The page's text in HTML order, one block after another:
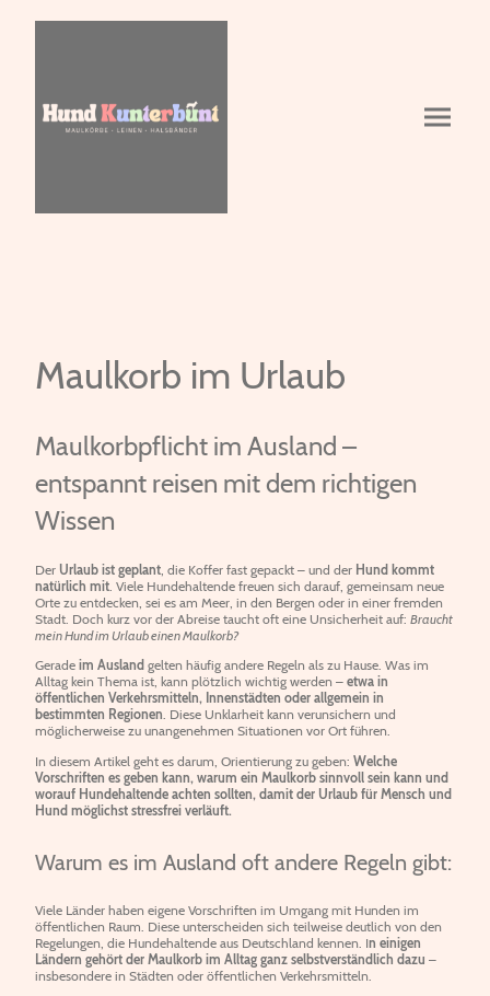
Maulkorb im Urlaub
Maulkorbpflicht im Ausland –
entspannt reisen mit dem richtigen
Wissen
Der Urlaub ist geplant, die Koffer fast gepackt – und der Hund kommt
natürlich mit. Viele Hundehaltende freuen sich darauf, gemeinsam neue
Orte zu entdecken, sei es am Meer, in den Bergen oder in einer fremden
Stadt. Doch kurz vor der Abreise taucht oft eine Unsicherheit auf: Braucht
mein Hund im Urlaub einen Maulkorb?
Gerade im Ausland gelten häufig andere Regeln als zu Hause. Was im
Alltag kein Thema ist, kann plötzlich wichtig werden – etwa in
öffentlichen Verkehrsmitteln, Innenstädten oder allgemein in
bestimmten Regionen. Diese Unklarheit kann verunsichern und
möglicherweise zu unangenehmen Situationen vor Ort führen.
In diesem Artikel geht es darum, Orientierung zu geben: Welche
Vorschriften es geben kann, warum ein Maulkorb sinnvoll sein kann und
worauf Hundehaltende achten sollten, damit der Urlaub für Mensch und
Hund möglichst stressfrei verläuft.
Warum es im Ausland oft andere Regeln gibt:
Viele Länder haben eigene Vorschriften im Umgang mit Hunden im
öffentlichen Raum. Diese unterscheiden sich teilweise deutlich von den
Regelungen, die Hundehaltende aus Deutschland kennen. In einigen
Ländern gehört der Maulkorb im Alltag ganz selbstverständlich dazu –
insbesondere in Städten oder öffentlichen Verkehrsmitteln.